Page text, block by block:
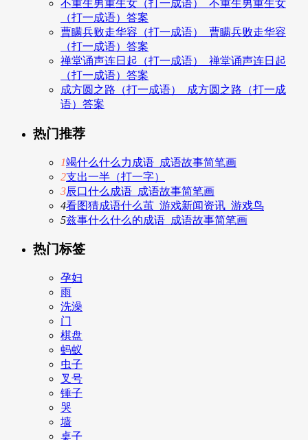
不重生男重生女（打一成语）_不重生男重生女
（打一成语）答案
曹瞒兵败走华容（打一成语）_曹瞒兵败走华容
（打一成语）答案
禅堂诵声连日起（打一成语）_禅堂诵声连日起
（打一成语）答案
成方圆之路（打一成语）_成方圆之路（打一成
语）答案
热门推荐
1竭什么什么力成语_成语故事简笔画
2支出一半（打一字）
3辰口什么成语_成语故事简笔画
4看图猜成语什么茧_游戏新闻资讯_游戏鸟
5兹事什么什么的成语_成语故事简笔画
热门标签
孕妇
雨
洗澡
门
棋盘
蚂蚁
虫子
叉号
锤子
哭
墙
桌子